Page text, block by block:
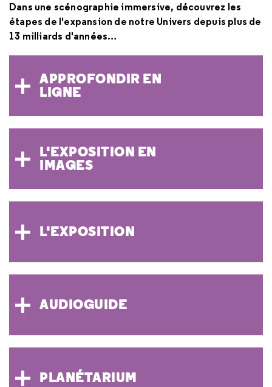
Dans une scénographie immersive, découvrez les
étapes de l'expansion de notre Univers depuis plus de
13 milliards d'années…
APPROFONDIR EN
LIGNE
L'EXPOSITION EN
IMAGES
L'EXPOSITION
AUDIOGUIDE
PLANÉTARIUM